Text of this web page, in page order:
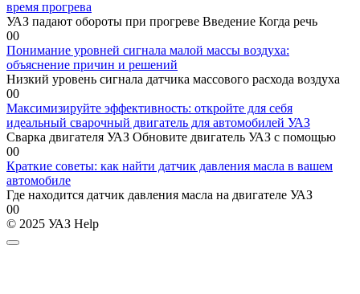
время прогрева
УАЗ падают обороты при прогреве Введение Когда речь
00
Понимание уровней сигнала малой массы воздуха:
объяснение причин и решений
Низкий уровень сигнала датчика массового расхода воздуха
00
Максимизируйте эффективность: откройте для себя
идеальный сварочный двигатель для автомобилей УАЗ
Сварка двигателя УАЗ Обновите двигатель УАЗ с помощью
00
Краткие советы: как найти датчик давления масла в вашем
автомобиле
Где находится датчик давления масла на двигателе УАЗ
00
© 2025 УАЗ Help